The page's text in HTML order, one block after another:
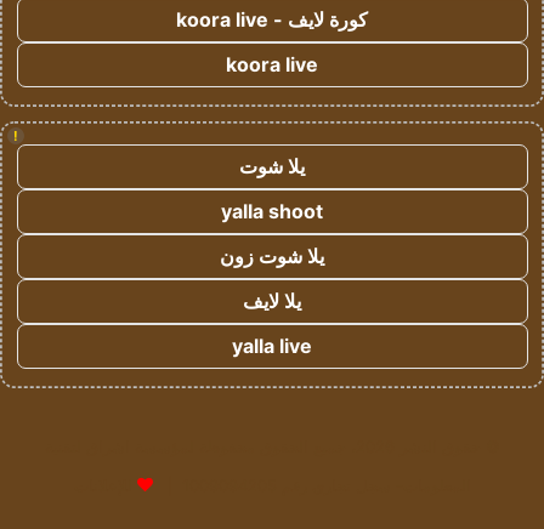
كورة لايف - koora live
koora live
!
يلا شوت
yalla shoot
يلا شوت زون
يلا لايف
yalla live